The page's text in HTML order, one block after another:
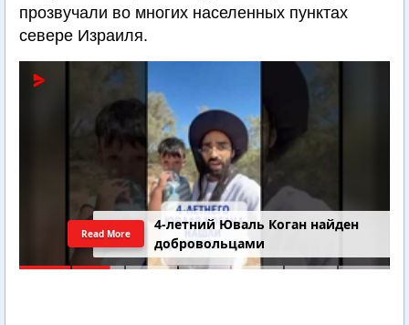
прозвучали во многих населенных пунктах
севере Израиля.
4-летний Юваль Коган найден
добровольцами
Read More